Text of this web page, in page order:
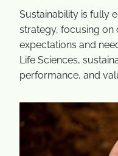
Sustainability is fully
strategy, focusing
expectations and
Life Sciences,
performance, and